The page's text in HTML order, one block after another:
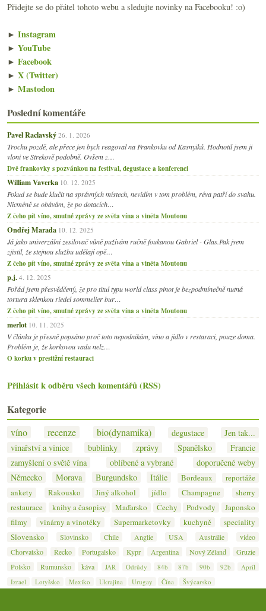
Přidejte se do přátel tohoto webu a sledujte novinky na Facebooku! :o)
► Instagram
► YouTube
► Facebook
► X (Twitter)
► Mastodon
Poslední komentáře
Pavel Raclavský 26. 1. 2026
Trochu pozdě, ale přece jen bych reagoval na Frankovku od Kasnyiků. Hodnotil jsem ji
vloni ve Strekově podobně. Ovšem z…
Dvě frankovky s pozvánkou na festival, degustace a konferenci
William Vaverka 10. 12. 2025
Pokud se bude klučit na správných místech, nevidím v tom problém, réva patří do svahu.
Nicméně se obávám, že po dotacích…
Z čeho pít víno, smutné zprávy ze světa vína a viněta Moutonu
Ondřej Marada 10. 12. 2025
Já jako univerzální zesilovač vůně pužívám ručně foukanou Gabriel - Glas.Pak jsem
zjistil, že stejnou službu udělají opě…
Z čeho pít víno, smutné zprávy ze světa vína a viněta Moutonu
p.j. 4. 12. 2025
Pořád jsem přesvědčený, že pro titul typu world class pinot je bezpodmínečně nutná
tortura sklenkou riedel sommelier bur…
Z čeho pít víno, smutné zprávy ze světa vína a viněta Moutonu
merlot 10. 11. 2025
V článku je přesně popsáno proč toto nepodnikám, víno a jídlo v restaraci, pouze doma.
Problém je, že korkovou vadu nelz…
O korku v prestižní restauraci
Přihlásit k odběru všech komentářů (RSS)
Kategorie
víno recenze bio(dynamika) degustace
Jen tak...
vinařství a vinice
bublinky zprávy Španělsko
Francie
zamyšlení o světě vína
oblíbené a vybrané
doporučené weby
Německo
Morava Burgundsko Itálie Bordeaux
reportáže
ankety
Rakousko Jiný alkohol jídlo Champagne
sherry
restaurace
knihy a časopisy Maďarsko Čechy Podvody
Japonsko
filmy
vinárny a vinotéky Supermarketovky kuchyně
speciality
Slovensko
Slovinsko Chile Anglie USA Austrálie
video
Chorvatsko
Řecko Portugalsko Kypr Argentina Nový Zéland
Gruzie
Polsko
Rumunsko káva JAR Odrůdy 84b 87b 90b 92b
Apríl
Izrael
Lotyšsko Mexiko Ukrajina Urugay Čína Švýcarsko